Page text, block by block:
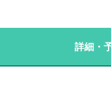
詳細・